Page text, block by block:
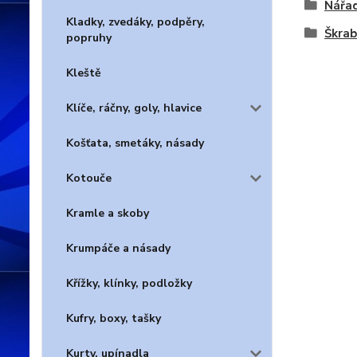
Kladky, zvedáky, podpěry,
popruhy
Kleště
Klíče, ráčny, goly, hlavice
Košťata, smetáky, násady
Kotouče
Kramle a skoby
Krumpáče a násady
Křížky, klínky, podložky
Kufry, boxy, tašky
Kurty, upínadla